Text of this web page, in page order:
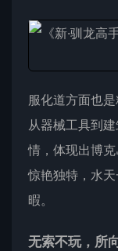
服化道方面也
从器械工具到
情，体现出博
惊艳独特，水
暇。
无索不玩，所